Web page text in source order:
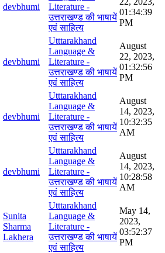
devbhumi
Literature -
उत्तराखण्ड की भाषायें
एवं साहित्य
01:34:39
PM
devbhumi
Utttarakhand
Language &
Literature -
उत्तराखण्ड की भाषायें
एवं साहित्य
August
22, 2023,
01:32:56
PM
devbhumi
Utttarakhand
Language &
Literature -
उत्तराखण्ड की भाषायें
एवं साहित्य
August
14, 2023,
10:32:35
AM
devbhumi
Utttarakhand
Language &
Literature -
उत्तराखण्ड की भाषायें
एवं साहित्य
August
14, 2023,
10:28:58
AM
Sunita
Sharma
Lakhera
Utttarakhand
Language &
Literature -
उत्तराखण्ड की भाषायें
एवं साहित्य
May 14,
2023,
03:52:37
PM